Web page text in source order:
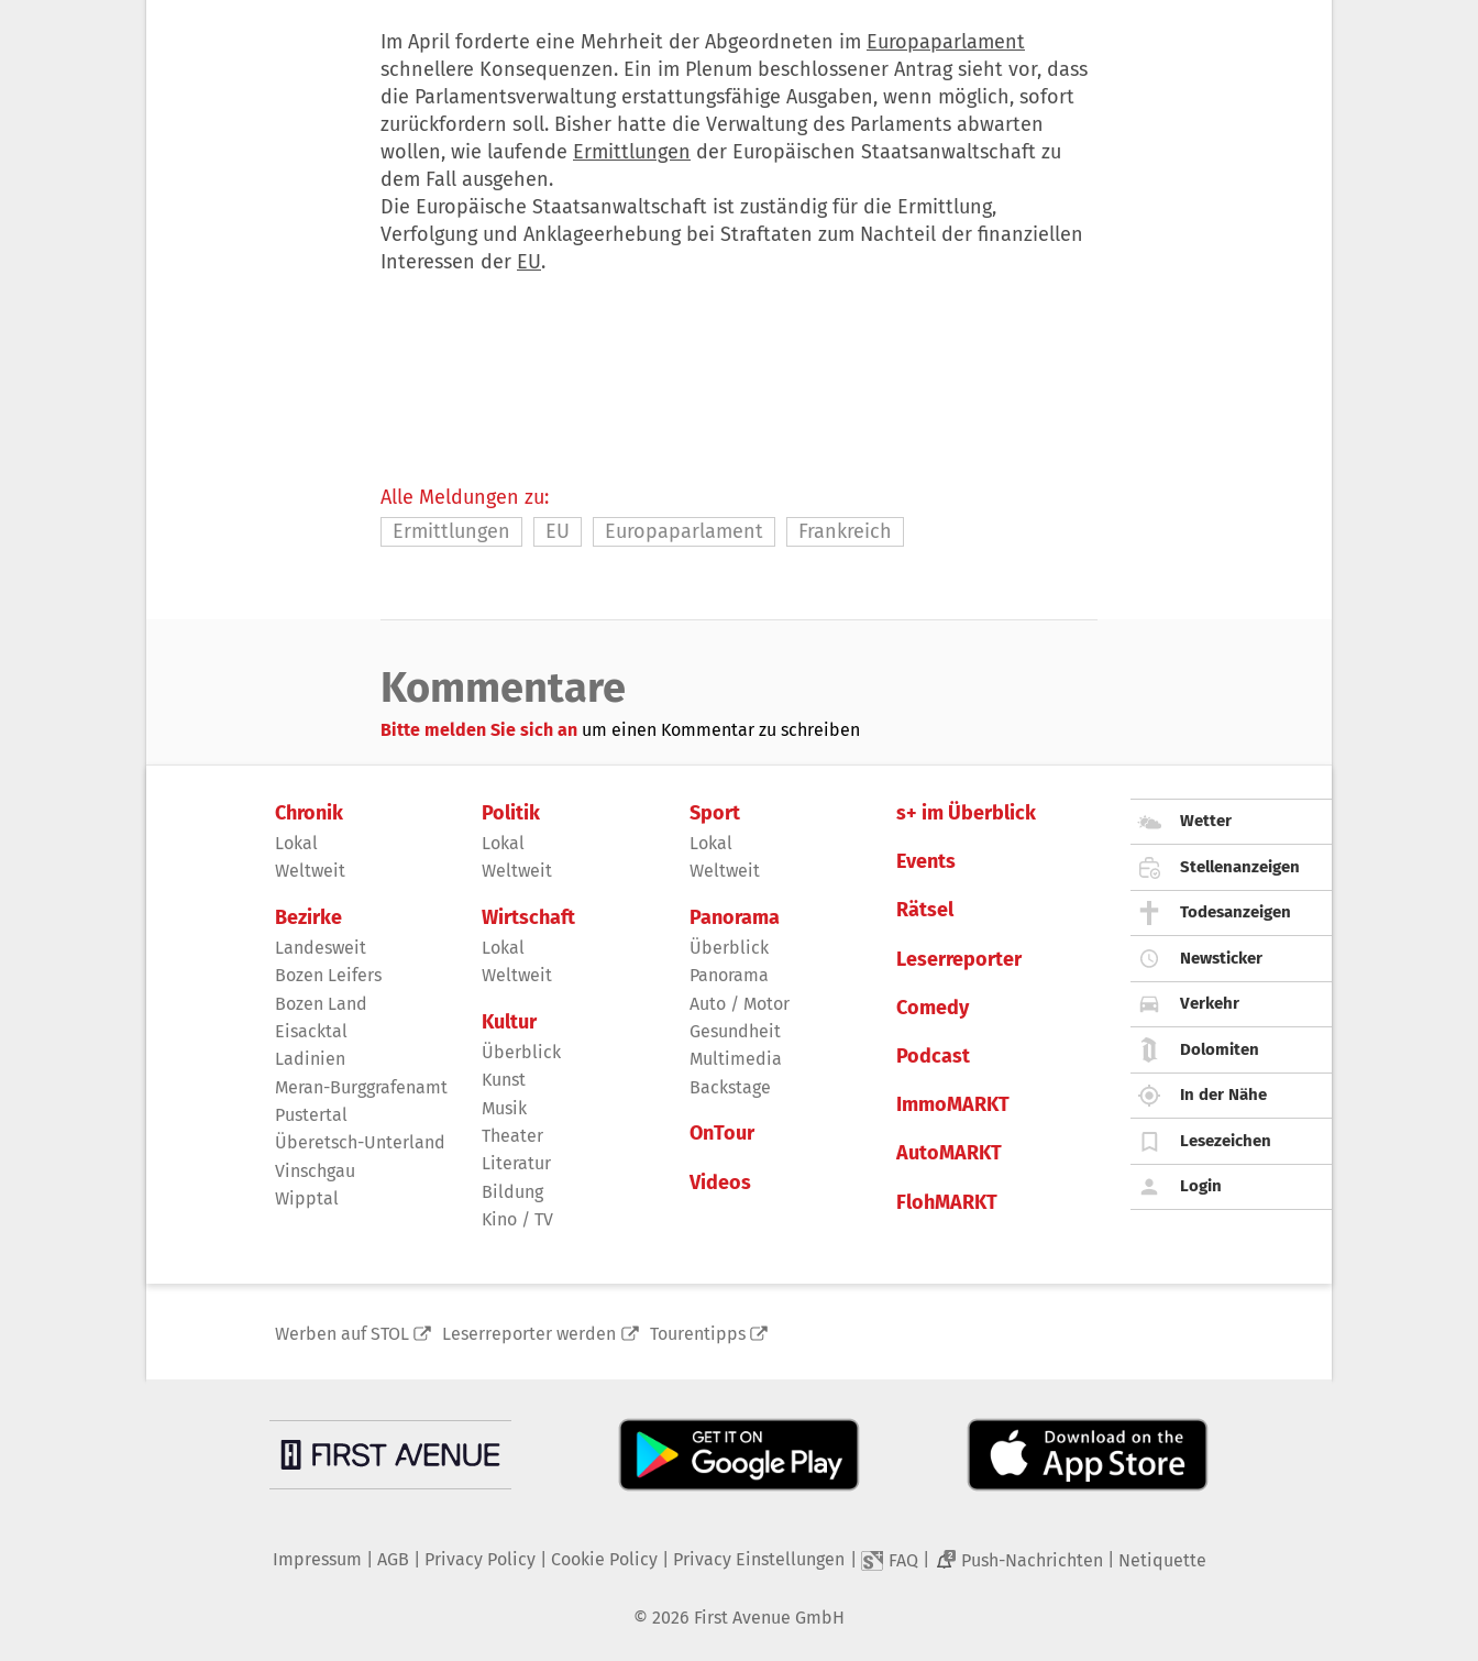
Im April forderte eine Mehrheit der Abgeordneten im Europaparlament
schnellere Konsequenzen. Ein im Plenum beschlossener Antrag sieht vor, dass
die Parlamentsverwaltung erstattungsfähige Ausgaben, wenn möglich, sofort
zurückfordern soll. Bisher hatte die Verwaltung des Parlaments abwarten
wollen, wie laufende Ermittlungen der Europäischen Staatsanwaltschaft zu
dem Fall ausgehen.
Die Europäische Staatsanwaltschaft ist zuständig für die Ermittlung,
Verfolgung und Anklageerhebung bei Straftaten zum Nachteil der finanziellen
Interessen der EU.
Alle Meldungen zu:
Ermittlungen
EU Europaparlament Frankreich
Kommentare
Bitte melden Sie sich an um einen Kommentar zu schreiben
Chronik
Lokal
Weltweit
Bezirke
Landesweit
Bozen Leifers
Bozen Land
Eisacktal
Ladinien
Meran-Burggrafenamt
Pustertal
Überetsch-Unterland
Vinschgau
Wipptal
Politik
Lokal
Weltweit
Wirtschaft
Lokal
Weltweit
Kultur
Überblick
Kunst
Musik
Theater
Literatur
Bildung
Kino / TV
Sport
Lokal
Weltweit
Panorama
Überblick
Panorama
Auto / Motor
Gesundheit
Multimedia
Backstage
OnTour
Videos
s+ im Überblick
Events
Rätsel
Leserreporter
Comedy
Podcast
ImmoMARKT
AutoMARKT
FlohMARKT
Wetter
Stellenanzeigen
Todesanzeigen
Newsticker
Verkehr
Dolomiten
In der Nähe
Lesezeichen
Login
Werben auf STOL Leserreporter werden Tourentipps
Impressum AGB Privacy Policy| Cookie Policy| Privacy Einstellungen FAQ 2 Push-Nachrichten Netiquette
© 2026 First Avenue GmbH